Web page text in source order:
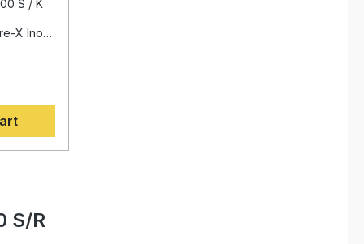
and
ca. 14
S / K
X Inox
in
bietet
ein
höhere
ein
S/R